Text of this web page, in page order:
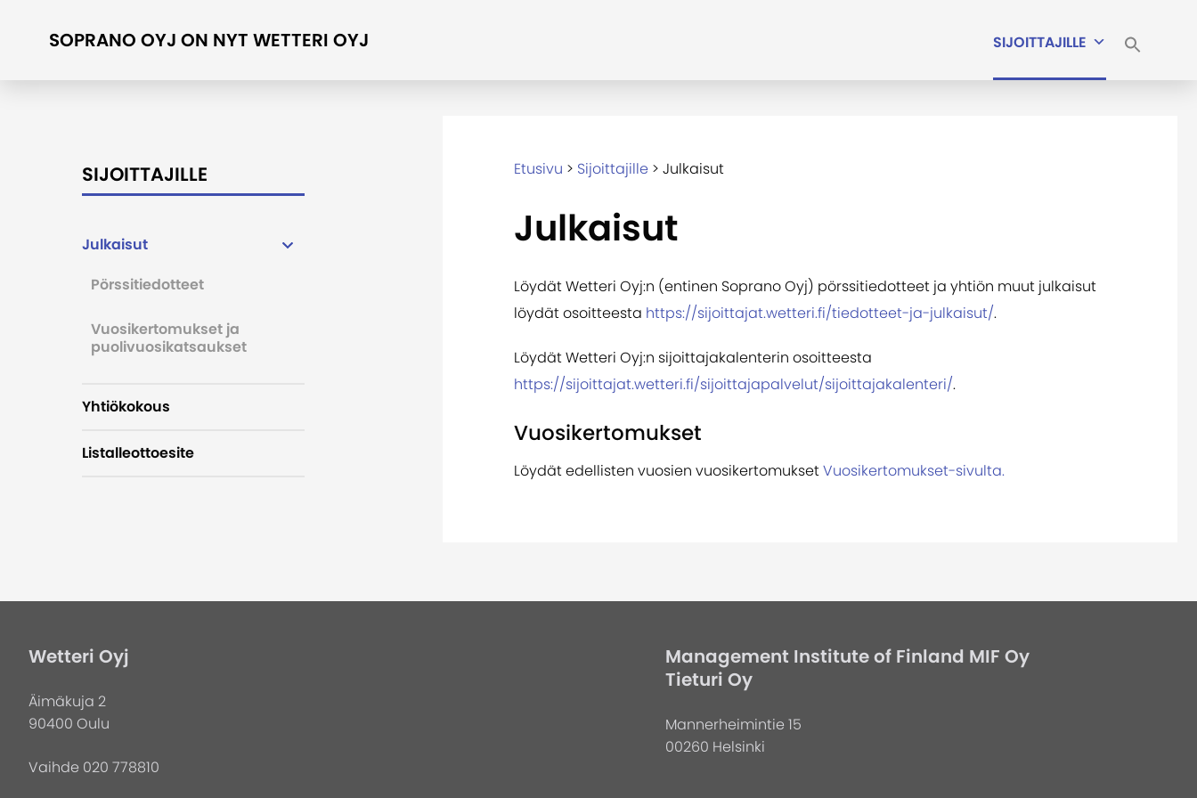
SOPRANO OYJ ON NYT WETTERI OYJ SIJOITTAJILLE
Etusivu > Sijoittajille >Julkaisut
Julkaisut
Löydät Wetteri Oyj:n (entinen Soprano Oyj) pörssitiedotteet ja yhtiön muut julkaisut
löydät osoitteesta https://sijoittajat.wetteri.fi/tiedotteet-ja-julkaisut/.
Löydät Wetteri Oyj:n sijoittajakalenterin osoitteesta
https://sijoittajat.wetteri.fi/sijoittajapalvelut/sijoittajakalenteri/.
Vuosikertomukset
Löydät edellisten vuosien vuosikertomuksetVuosikertomukset-sivulta.
SIJOITTAJILLE
Julkaisut
Pörssitiedotteet
Vuosikertomukset ja
puolivuosikatsaukset
Yhtiökokous
Listalleottoesite
Wetteri Oyj
Äimäkuja 2
90400 Oulu
Vaihde 020 778810
Management Institute of Finland MIF Oy
Tieturi Oy
Mannerheimintie 15
00260 Helsinki